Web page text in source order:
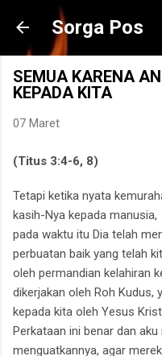
Sorga Pos
SEMUA KARENA
KEPADA KITA
07 Maret
(Titus 3:4-6, 8)
Tetapi ketika nyata
kasih-Nya kepada manusia,
pada waktu itu Dia telah
perbuatan baik yang telah
oleh permandian kelahiran
dikerjakan oleh Roh Kudus,
kepada kita oleh Yesus
Perkataan ini benar dan
menguatkannya, agar